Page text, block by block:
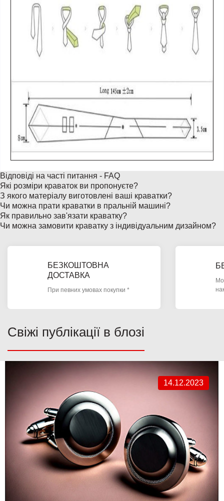
Відповіді на часті питання - FAQ
Які розміри краваток ви пропонуєте?
З якого матеріалу виготовлені ваші краватки?
Чи можна прати краватки в пральній машині?
Як правильно зав'язати краватку?
Чи можна замовити краватку з індивідуальним дизайном?
БЕЗКОШТОВНА
ДОСТАВКА
При певних умовах покупки *
Свіжі публікації в блозі
14.12.2023